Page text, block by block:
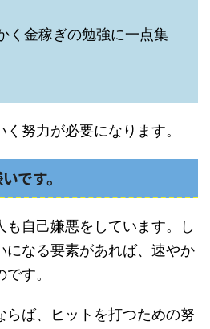
く金稼ぎの勉強に一点集
努力が必要になります。
です。
も自己嫌悪をしています。し
になる要素があれば、速やか
す。
らば、ヒットを打つための努